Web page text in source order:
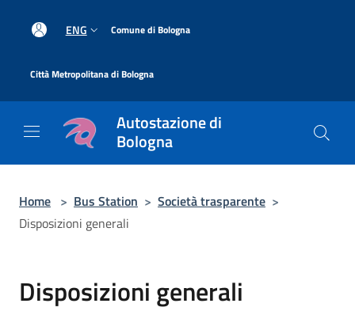
ENG Comune di Bologna
Città Metropolitana di Bologna
Autostazione di
Bologna
Home > Bus Station > Società trasparente >
Disposizioni generali
Disposizioni generali